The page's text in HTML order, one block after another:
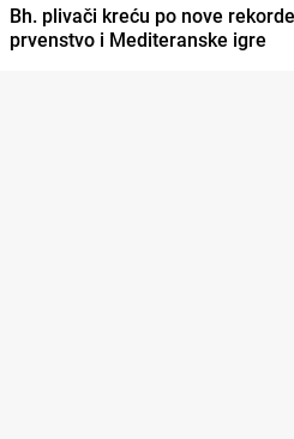
Bh. plivači kreću po nove
prvenstvo i Mediteranske igre